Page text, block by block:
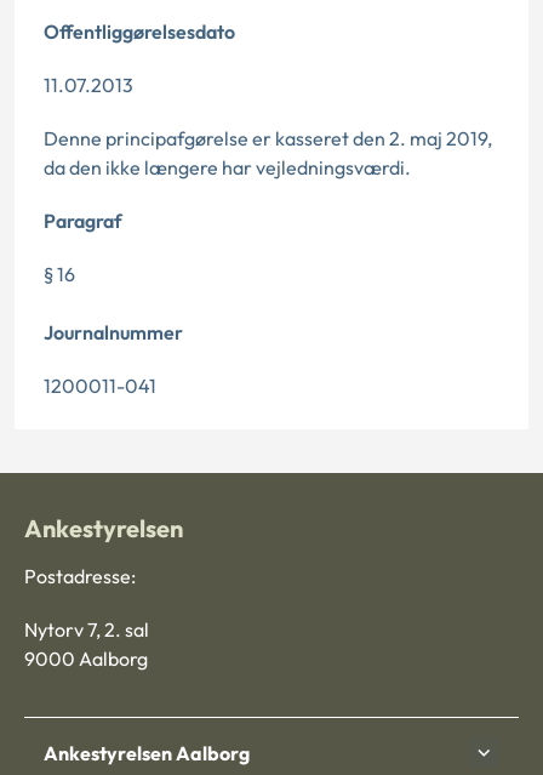
Offentliggørelsesdato
11.07.2013
Denne principafgørelse er kasseret den 2. maj 2019,
da den ikke længere har vejledningsværdi.
Paragraf
§ 16
Journalnummer
1200011-041
Ankestyrelsen
Postadresse:
Nytorv 7, 2. sal
9000 Aalborg
Ankestyrelsen Aalborg